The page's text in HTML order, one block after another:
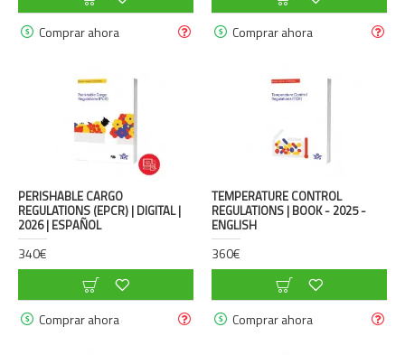
Comprar ahora Comprar ahora
PERISHABLE CARGO
REGULATIONS (EPCR) | DIGITAL |
2026 | ESPAÑOL
340€
Comprar ahora
TEMPERATURE CONTROL
REGULATIONS | BOOK - 2025 -
ENGLISH
360€
Comprar ahora